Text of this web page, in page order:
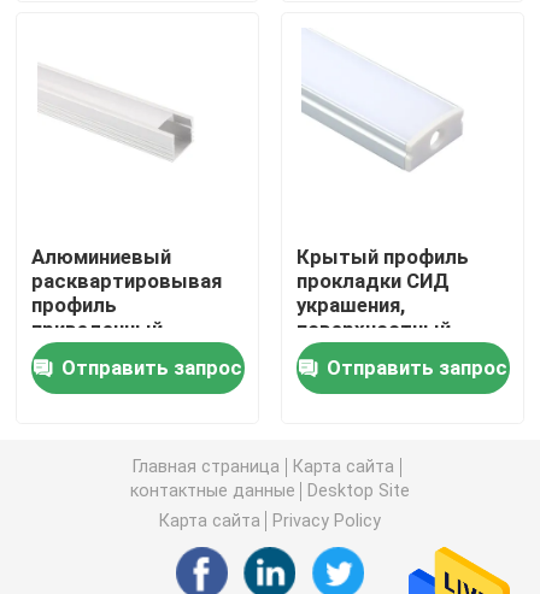
Умные света прокладки СИД
Круговой профиль СИД
Приостанавливанный профиль СИД
Прокладки СИД УДАРА
Прокладки СИД SMD
Алюминиевый
расквартировывая
профиль
приведенный
приведенный канала
поверхностный
установленный для
Отправить запрос
Крытый профиль
прокладки СИД
украшения,
поверхностный
профиль штранг-
прессования СИД
Отправить запрос
Главная страница
Карта сайта
контактные данные
Desktop Site
Карта сайта
Privacy Policy